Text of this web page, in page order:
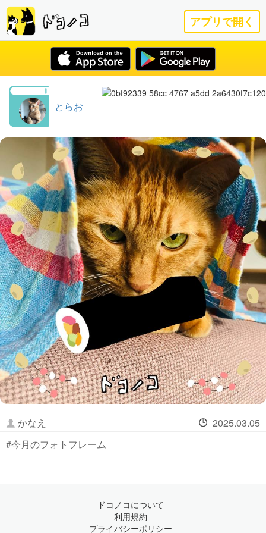
アプリで開く
とらお
かなえ
2025.03.05
#今月のフォトフレーム
ドコノコについて
利用規約
プライバシーポリシー